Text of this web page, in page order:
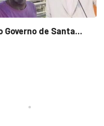
de Santa...